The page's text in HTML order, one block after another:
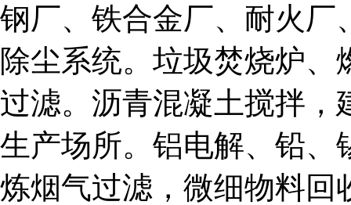
钢厂、铁合金厂、耐火厂
除尘系统。垃圾焚烧炉
过滤。沥青混凝土搅拌，
生产场所。铝电解、铅、
炼烟气过滤，微细物料回